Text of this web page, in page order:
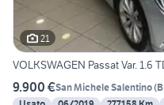
21
VOLKSWAGEN Passat Var. 1.6
9.900 €San Michele Salentino(